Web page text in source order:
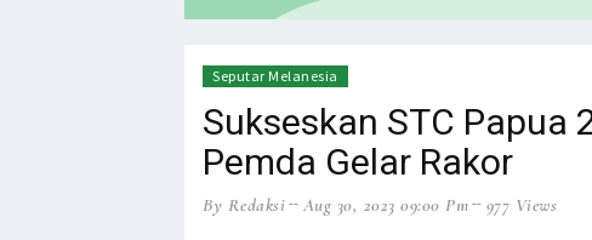
HEADLINENEWS
Seputar Melanesia
Sukseskan STC Papua
Pemda Gelar Rakor
By Redaksi Aug 30, 2023 09:00 Pm 977 Views